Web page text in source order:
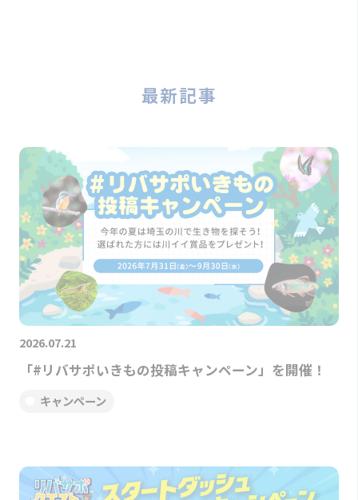
最新記事
2026.07.21
「#リバサポいきもの投稿キャンペーン」を開催！
キャンペーン